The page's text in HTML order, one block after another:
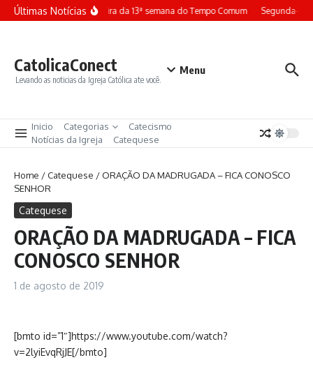
Ir para o conteúdo
Últimas NotíciasTerça-feira da 13ª semana do Tempo Comum Segunda-
CatolicaConect
Levando as noticias da Igreja Católica ate você.
Menu
Inicio Categorias
Catecismo
Notícias da Igreja
Catequese
Home /Catequese /ORAÇÃO DA MADRUGADA – FICA CONOSCO
SENHOR
Catequese
ORAÇÃO DA MADRUGADA – FICA
CONOSCO SENHOR
1 de agosto de 2019
[bmto id=”1″]https://www.youtube.com/watch?
v=2lyiEvqRjJE[/bmto]